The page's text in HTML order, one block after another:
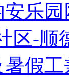
安乐
区-
假